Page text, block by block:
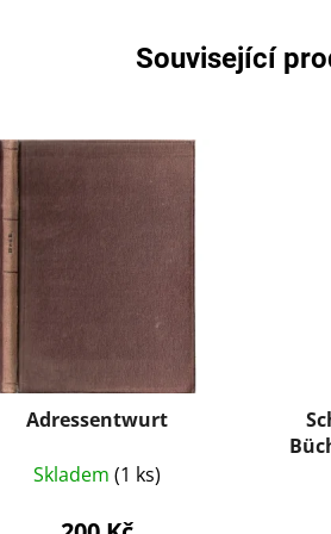
Související
Adressentwurt
Skladem(1 ks)